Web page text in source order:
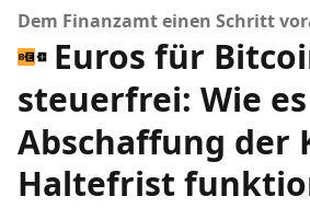
Dem Finanzamt einen Schritt
Euros für
steuerfrei: Wie
Abschaffung der
Haltefrist